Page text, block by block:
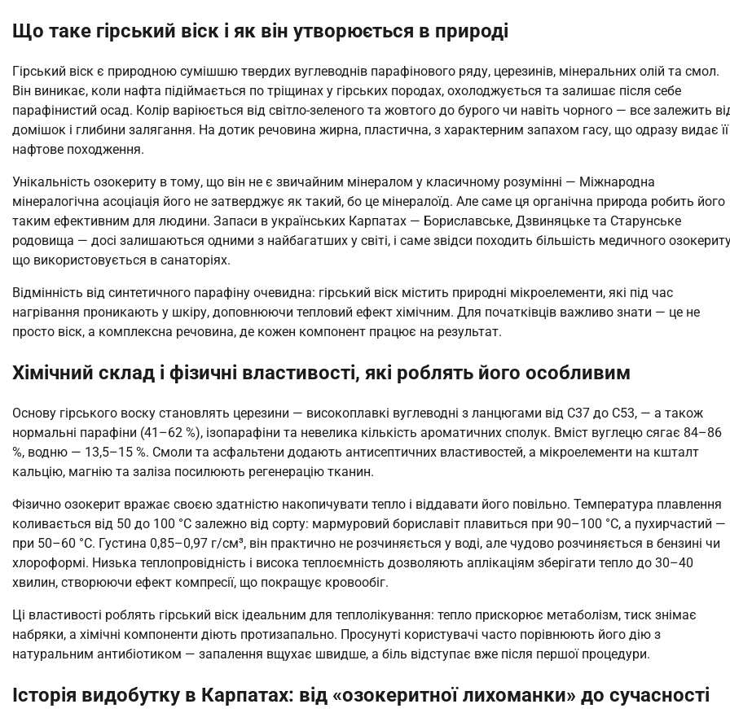
Що таке гірський віск і як він утворюється в природі
Гірський віск є природною сумішшю твердих вуглеводнів парафінового ряду, церезинів, мінеральних олій та смол.
Він виникає, коли нафта підіймається по тріщинах у гірських породах, охолоджується та залишає після себе
парафінистий осад. Колір варіюється від світло-зеленого та жовтого до бурого чи навіть чорного — все залежить
домішок і глибини залягання. На дотик речовина жирна, пластична, з характерним запахом гасу, що одразу видає її
нафтове походження.
Унікальність озокериту в тому, що він не є звичайним мінералом у класичному розумінні — Міжнародна
мінералогічна асоціація його не затверджує як такий, бо це мінералоїд. Але саме ця органічна природа робить його
таким ефективним для людини. Запаси в українських Карпатах — Бориславське, Дзвиняцьке та Старунське
родовища — досі залишаються одними з найбагатших у світі, і саме звідси походить більшість медичного
що використовується в санаторіях.
Відмінність від синтетичного парафіну очевидна: гірський віск містить природні мікроелементи, які під час
нагрівання проникають у шкіру, доповнюючи тепловий ефект хімічним. Для початківців важливо знати — це не
просто віск, а комплексна речовина, де кожен компонент працює на результат.
Хімічний склад і фізичні властивості, які роблять його особливим
Основу гірського воску становлять церезини — високоплавкі вуглеводні з ланцюгами від C37 до C53, — а також
нормальні парафіни (41–62 %), ізопарафіни та невелика кількість ароматичних сполук. Вміст вуглецю сягає 84–86
%, водню — 13,5–15 %. Смоли та асфальтени додають антисептичних властивостей, а мікроелементи на кшталт
кальцію, магнію та заліза посилюють регенерацію тканин.
Фізично озокерит вражає своєю здатністю накопичувати тепло і віддавати його повільно. Температура плавлення
коливається від 50 до 100 °C залежно від сорту: мармуровий бориславіт плавиться при 90–100 °C, а пухирчастий —
при 50–60 °C. Густина 0,85–0,97 г/см³, він практично не розчиняється у воді, але чудово розчиняється в бензині чи
хлороформі. Низька теплопровідність і висока теплоємність дозволяють аплікаціям зберігати тепло до 30–40
хвилин, створюючи ефект компресії, що покращує кровообіг.
Ці властивості роблять гірський віск ідеальним для теплолікування: тепло прискорює метаболізм, тиск знімає
набряки, а хімічні компоненти діють протизапально. Просунуті користувачі часто порівнюють його дію з
натуральним антибіотиком — запалення вщухає швидше, а біль відступає вже після першої процедури.
Історія видобутку в Карпатах: від «озокеритної лихоманки» до сучасності